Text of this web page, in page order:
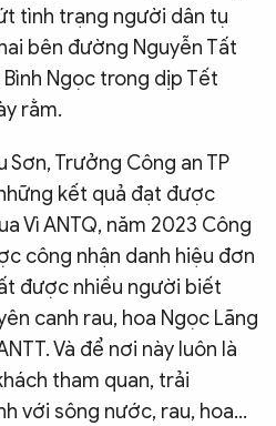
tình trạng người dân tụ
bên đường Nguyễn Tất
Ngọc trong dịp Tết
rằm.
Trưởng Công an TP
kết quả đạt được
Vì ANTQ, năm 2023 Công
công nhận danh hiệu đơn
được nhiều người biết
canh rau, hoa Ngọc Lãng
Và để nơi này luôn là
tham quan, trải
với sông nước, rau, hoa…